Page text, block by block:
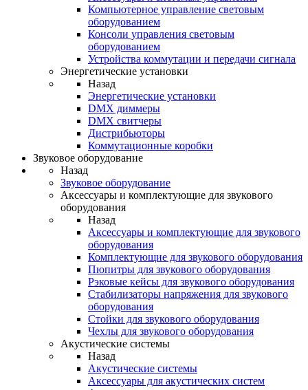
Компьютерное управление световым
оборудованием
Консоли управления световым
оборудованием
Устройства коммутации и передачи сигнала
Энергетические установки
Назад
Энергетические установки
DMX диммеры
DMX свитчеры
Дистрибьюторы
Коммутационные коробки
Звуковое оборудование
Назад
Звуковое оборудование
Аксессуары и комплектующие для звукового
оборудования
Назад
Аксессуары и комплектующие для звукового
оборудования
Комплектующие для звукового оборудования
Пюпитры для звукового оборудования
Рэковые кейсы для звукового оборудования
Стабилизаторы напряжения для звукового
оборудования
Стойки для звукового оборудования
Чехлы для звукового оборудования
Акустические системы
Назад
Акустические системы
Аксессуары для акустических систем